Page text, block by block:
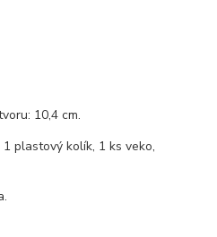
10,4 cm.
plastový kolík, 1 ks veko,